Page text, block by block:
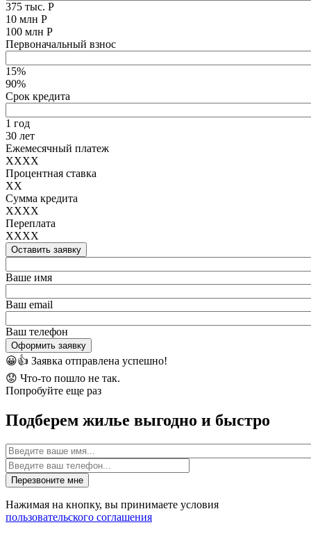
375 тыс. Р
10 млн Р
100 млн Р
Первоначальный взнос
15%
90%
Срок кредита
1 год
30 лет
Ежемесячный платеж
XXXX
Процентная ставка
XX
Сумма кредита
XXXX
Переплата
XXXX
Оставить заявку
Ваше имя
Ваш email
Ваш телефон
Оформить заявку
😀👍 Заявка отправлена успешно!
😟 Что-то пошло не так.
Попробуйте еще раз
Подберем жилье выгодно и быстро
Имя
Перезвоните мне
Нажимая на кнопку, вы принимаете условия
пользовательского соглашения